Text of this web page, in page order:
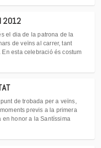
2012
el dia de la patrona de la
de veïns al carrer, tant
esta celebració és costum
de trobada per a veïns,
previs a la primera
en honor a la Santíssima